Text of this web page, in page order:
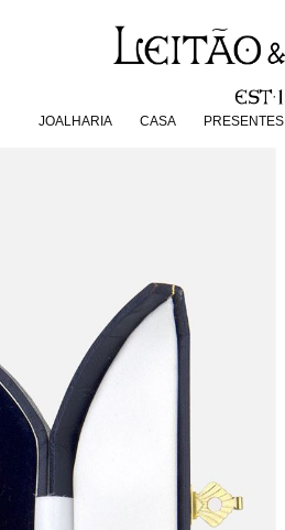
JOALHARIA CASA PRESENTES
PRESENTES